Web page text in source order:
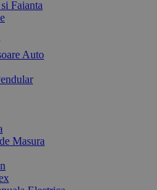
Faianta
Auto
Masura